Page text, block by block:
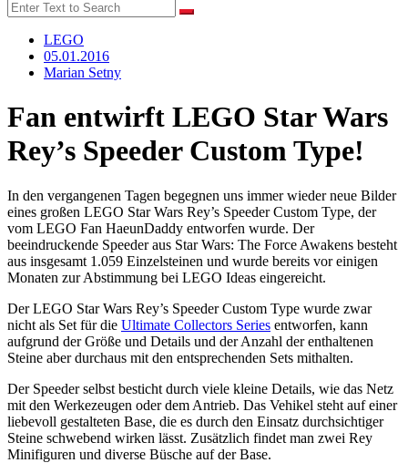
LEGO
05.01.2016
Marian Setny
Fan entwirft LEGO Star Wars
Rey’s Speeder Custom Type!
In den vergangenen Tagen begegnen uns immer wieder neue Bilder
eines großen LEGO Star Wars Rey’s Speeder Custom Type, der
vom LEGO Fan HaeunDaddy entworfen wurde. Der
beeindruckende Speeder aus Star Wars: The Force Awakens besteht
aus insgesamt 1.059 Einzelsteinen und wurde bereits vor einigen
Monaten zur Abstimmung bei LEGO Ideas eingereicht.
Der LEGO Star Wars Rey’s Speeder Custom Type wurde zwar
nicht als Set für die Ultimate Collectors Series entworfen, kann
aufgrund der Größe und Details und der Anzahl der enthaltenen
Steine aber durchaus mit den entsprechenden Sets mithalten.
Der Speeder selbst besticht durch viele kleine Details, wie das Netz
mit den Werkezeugen oder dem Antrieb. Das Vehikel steht auf einer
liebevoll gestalteten Base, die es durch den Einsatz durchsichtiger
Steine schwebend wirken lässt. Zusätzlich findet man zwei Rey
Minifiguren und diverse Büsche auf der Base.